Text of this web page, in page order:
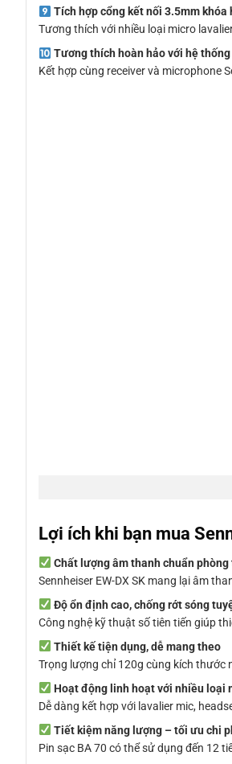
Tích hợp cổng kết nối 3.5mm khóa
Tương thích với nhiều loại micro
Tương thích hoàn hảo với hệ thống
Kết hợp cùng receiver và microphone
Lợi ích khi bạn mua
Chất lượng âm thanh chuẩn phòng
Sennheiser EW-DX SK mang lại âm
Độ ổn định cao, chống rớt sóng
Công nghệ kỹ thuật số tiên tiến giúp
Thiết kế tiện dụng, dễ mang theo
Trọng lượng chỉ 120g cùng kích thước
Hoạt động linh hoạt với nhiều loại
Dễ dàng kết hợp với lavalier mic,
Tiết kiệm năng lượng – tối ưu chi
Pin sạc BA 70 có thể sử dụng đến 12